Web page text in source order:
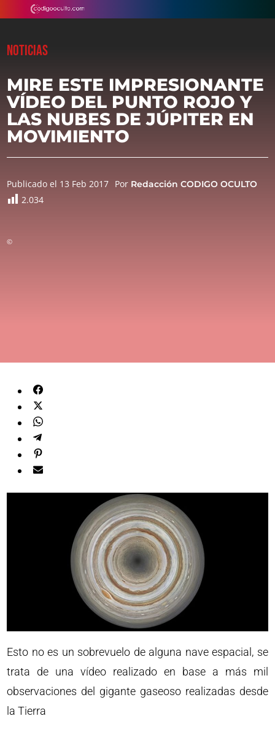
NOTICIAS
MIRE ESTE IMPRESIONANTE
VÍDEO DEL PUNTO ROJO Y
LAS NUBES DE JÚPITER EN
MOVIMIENTO
Publicado el 13 Feb 2017 Por Redacción CODIGO OCULTO
2.034
©
Esto no es un sobrevuelo de alguna nave espacial, se
trata de una vídeo realizado en base a más mil
observaciones del gigante gaseoso realizadas desde
la Tierra